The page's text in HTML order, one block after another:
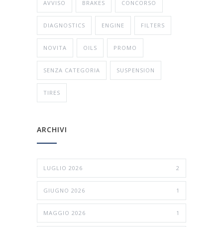
AVVISO BRAKES CONCORSO
DIAGNOSTICS ENGINE FILTERS
NOVITA OILS PROMO
SENZA CATEGORIA SUSPENSION
TIRES
ARCHIVI
LUGLIO 2026 2
GIUGNO 2026 1
MAGGIO 2026 1